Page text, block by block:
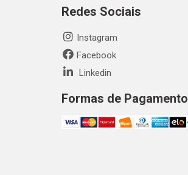
Redes Sociais
Instagram
Facebook
Linkedin
Formas de Pagamento